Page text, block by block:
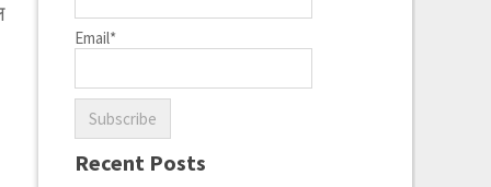
Email*
Recent Posts